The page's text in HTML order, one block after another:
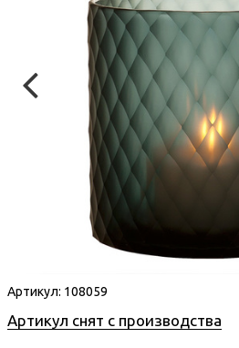
Артикул: 108059
Артикул снят с производства